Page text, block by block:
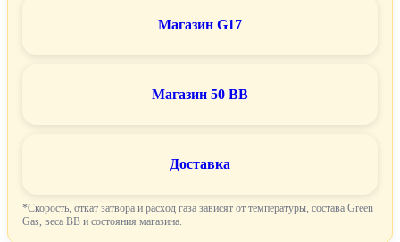
Магазин G17
Магазин 50 BB
Доставка
*Скорость, откат затвора и расход газа зависят от температуры, состава Green
Gas, веса BB и состояния магазина.